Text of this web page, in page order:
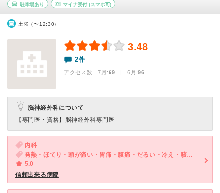
駐車場あり マイナ受付(スマホ可)
土曜（〜12:30）
3.48
2件
アクセス数 7月:69 | 6月:96
脳神経外科について
【専門医・資格】 脳神経外科専門医
内科
発熱・ほてり・頭が痛い・胃痛・腹痛・だるい・冷え・咳（セキ）・喉が痛い・吐き気・嘔吐・食欲不振・体調不良・急性の下痢
5.0
信頼出来る病院